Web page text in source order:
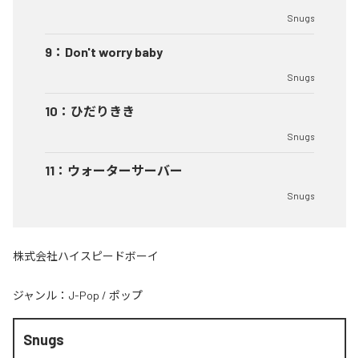
Snugs
9 ： Don't worry baby
Snugs
10 ： ひだりきき
Snugs
11 ： ウォーターサーバー
Snugs
株式会社ハイスピードボーイ
ジャンル： J-Pop / ポップ
Snugs